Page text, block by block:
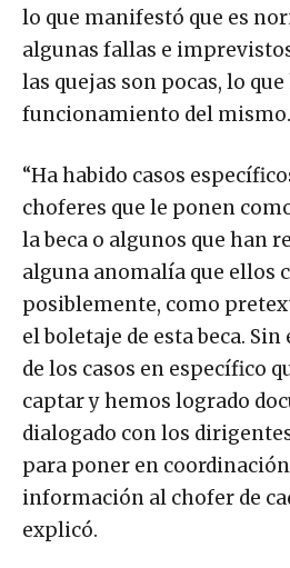
lo que manifestó que es
algunas fallas e
las quejas son pocas, lo
funcionamiento del mismo.
“Ha habido casos
choferes que le ponen
la beca o algunos que han
alguna anomalía que ellos
posiblemente, como
el boletaje de esta beca.
de los casos en específico
captar y hemos logrado
dialogado con los
para poner en
información al chofer de
explicó.